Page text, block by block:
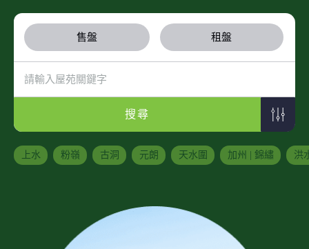
售盤 租盤
搜尋
上水 粉嶺 古洞 元朗 天水圍 加州 | 錦繡 洪